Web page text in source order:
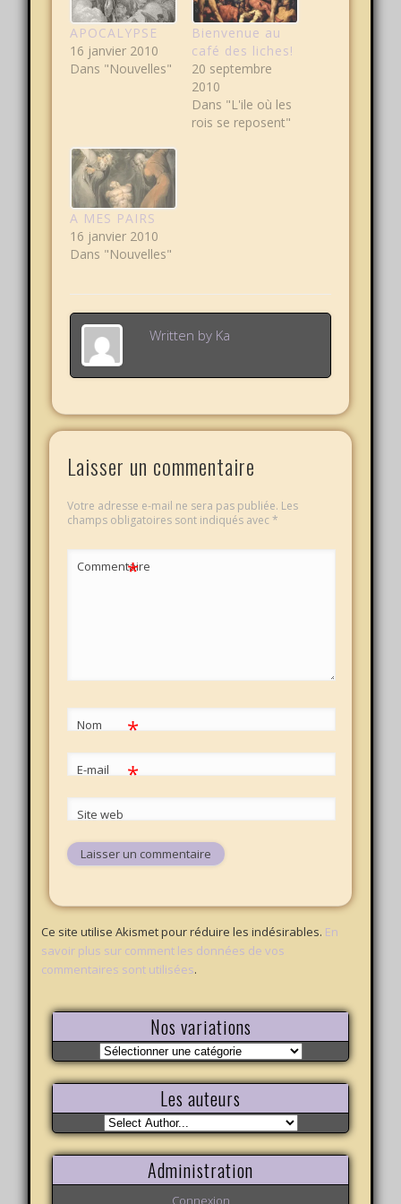
APOCALYPSE
16 janvier 2010
Dans "Nouvelles"
Bienvenue au
café des liches!
20 septembre
2010
Dans "L'ile où les
rois se reposent"
A MES PAIRS
16 janvier 2010
Dans "Nouvelles"
Written by Ka
Laisser un commentaire
Votre adresse e-mail ne sera pas publiée. Les
champs obligatoires sont indiqués avec*
Commentaire
*
Nom *
E-mail *
Site web
Ce site utilise Akismet pour réduire les indésirables. En
savoir plus sur comment les données de vos
commentaires sont utilisées.
Nos variations
Nos
variations
Les auteurs
Administration
Connexion